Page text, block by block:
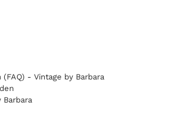
- Vintage by Barbara
Barbara